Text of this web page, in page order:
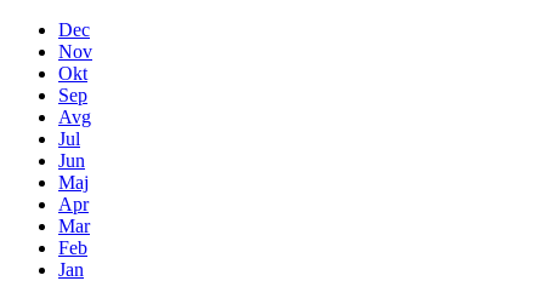
Dec
Nov
Okt
Sep
Avg
Jul
Jun
Maj
Apr
Mar
Feb
Jan